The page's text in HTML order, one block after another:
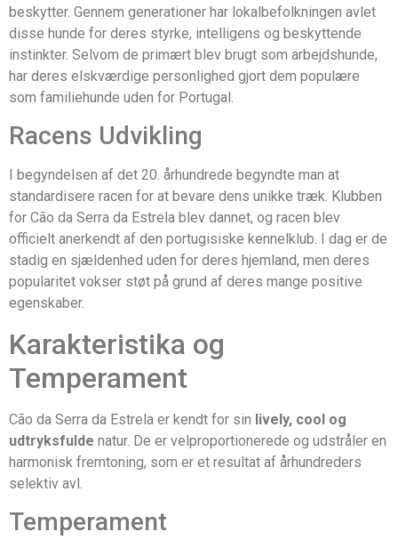
beskytter. Gennem generationer har lokalbefolkningen avlet
disse hunde for deres styrke, intelligens og beskyttende
instinkter. Selvom de primært blev brugt som arbejdshunde,
har deres elskværdige personlighed gjort dem populære
som familiehunde uden for Portugal.
Racens Udvikling
I begyndelsen af det 20. århundrede begyndte man at
standardisere racen for at bevare dens unikke træk. Klubben
for Cão da Serra da Estrela blev dannet, og racen blev
officielt anerkendt af den portugisiske kennelklub. I dag er de
stadig en sjældenhed uden for deres hjemland, men deres
popularitet vokser støt på grund af deres mange positive
egenskaber.
Karakteristika og
Temperament
Cão da Serra da Estrela er kendt for sin lively, cool og
udtryksfulde natur. De er velproportionerede og udstråler en
harmonisk fremtoning, som er et resultat af århundreders
selektiv avl.
Temperament